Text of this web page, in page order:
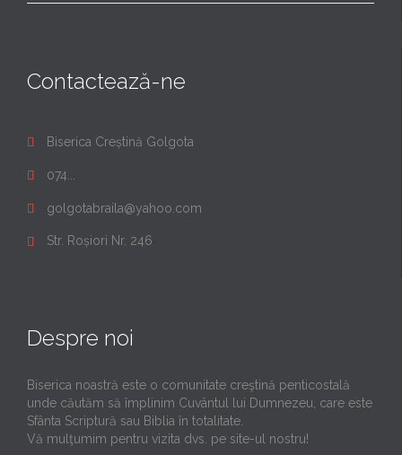
Contactează-ne
 Biserica Creștină Golgota
 074...
 golgotabraila@yahoo.com
 Str. Roșiori Nr. 246
Despre noi
Biserica noastră este o comunitate creştină penticostală
unde căutăm să împlinim Cuvântul lui Dumnezeu, care este
Sfânta Scriptură sau Biblia în totalitate.
Vă mulţumim pentru vizita dvs. pe site-ul nostru!